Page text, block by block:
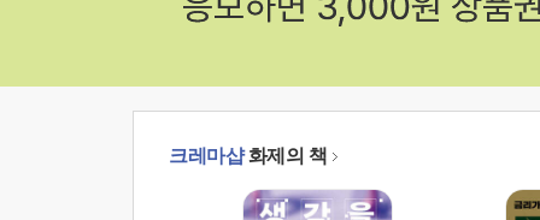
크레마샵화제의 책